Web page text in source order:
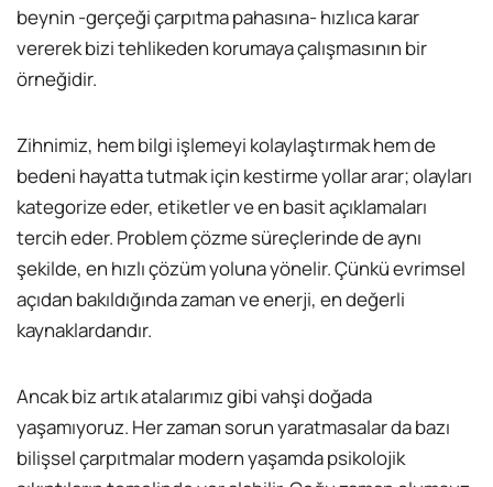
beynin -gerçeği çarpıtma pahasına- hızlıca karar
vererek bizi tehlikeden korumaya çalışmasının bir
örneğidir.
Zihnimiz, hem bilgi işlemeyi kolaylaştırmak hem de
bedeni hayatta tutmak için kestirme yollar arar; olayları
kategorize eder, etiketler ve en basit açıklamaları
tercih eder. Problem çözme süreçlerinde de aynı
şekilde, en hızlı çözüm yoluna yönelir. Çünkü evrimsel
açıdan bakıldığında zaman ve enerji, en değerli
kaynaklardandır.
Ancak biz artık atalarımız gibi vahşi doğada
yaşamıyoruz. Her zaman sorun yaratmasalar da bazı
bilişsel çarpıtmalar modern yaşamda psikolojik